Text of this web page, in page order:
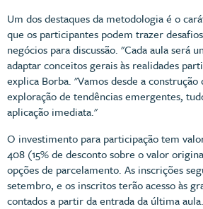
Um dos destaques da metodologia é o
que os participantes podem trazer
negócios para discussão. "Cada aula será
adaptar conceitos gerais às realidades
explica Borba. "Vamos desde a construção
exploração de tendências emergentes,
aplicação imediata."
O investimento para participação tem
408 (15% de desconto sobre o valor
opções de parcelamento. As inscrições
setembro, e os inscritos terão acesso às
contados a partir da entrada da última aula.